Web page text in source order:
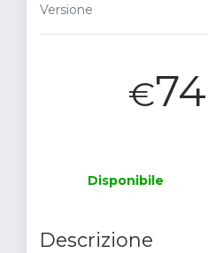
Versione
€
Disponibile
Descrizione